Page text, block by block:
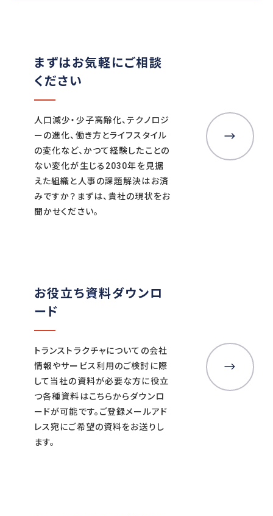
まずはお気軽にご相談
ください
人口減少・少子高齢化、テクノロジ
ーの進化、働き方とライフスタイル
の変化など、かつて経験したことの
ない変化が生じる2030年を見据
えた組織と人事の課題解決はお済
みですか？まずは、貴社の現状をお
聞かせください。
お役立ち資料ダウンロ
ード
トランストラクチャについての会社
情報やサービス利用のご検討に際
して当社の資料が必要な方に役立
つ各種資料はこちらからダウンロ
ードが可能です。ご登録メールアド
レス宛にご希望の資料をお送りし
ます。